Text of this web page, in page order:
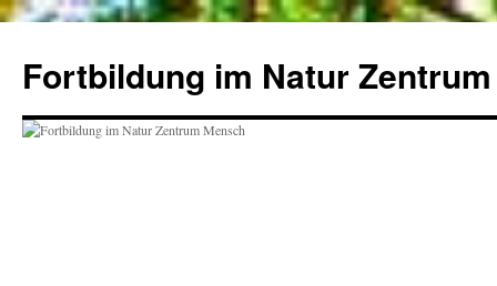
springen
Fortbildung im Natur